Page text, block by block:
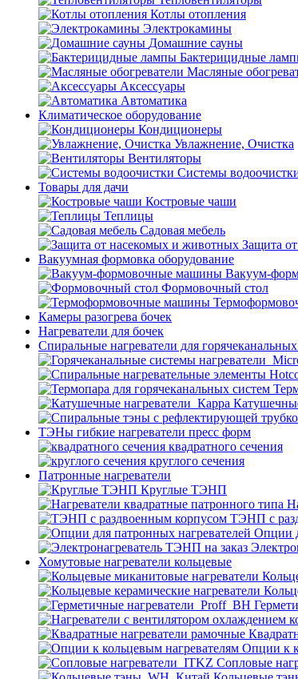
Котлы отопления
Электрокамины
Домашние сауны
Бактерицидные
Масляные
Аксессуары
Автоматика
Климатическое оборудование
Кондиционеры
Увлажнение, Очистка
Вентиляторы
Системы
Товары для дачи
Костровые чаши
Теплицы
Садовая мебель
Защита
Вакуумная формовка оборудование
Вакуум-
Формовочный стол
Камеры разогрева бочек
Нагреватели для бочек
Спиральные нагреватели для
ТЭНы гибкие нагреватели пресс форм
квадратного сечения
круглого сечения
Патронные нагреватели
Круглые ТЭНП
ТЭНП с
Опции
Хомутовые нагреватели кольцевые
Опции к
Cопловые